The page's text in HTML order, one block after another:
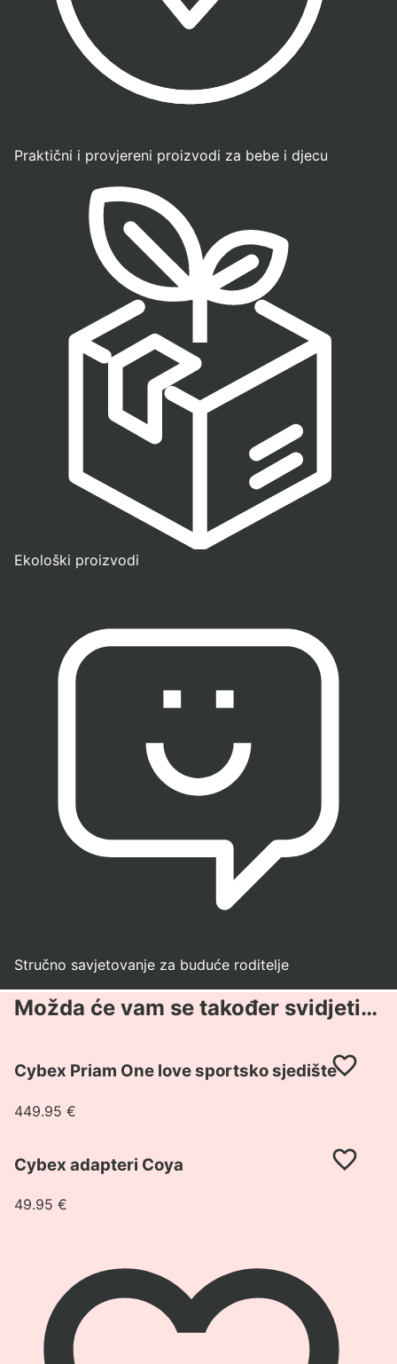
Praktični i provjereni proizvodi za bebe i djecu
Ekološki proizvodi
Stručno savjetovanje za buduće roditelje
Možda će vam se također svidjeti…
proizvod
Priam
love
sportsko
sjedište
Cybex Priam One love sportsko sjedište
449.95 €
proizvod
adapteri
Cybex adapteri Coya
49.95 €